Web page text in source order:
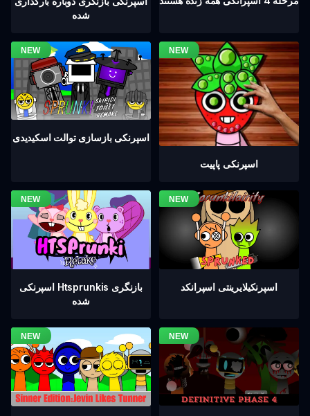
شده
اسپرنکی بازسازی توالت اسکیدیدی
اسپرنکی پاپیت
اسپرنکی Htsprunkis بازنگری
شده
اسپرنکیلایرینتی اسپرانکد